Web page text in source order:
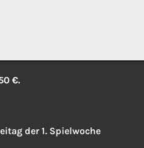
€.
der 1. Spielwoche